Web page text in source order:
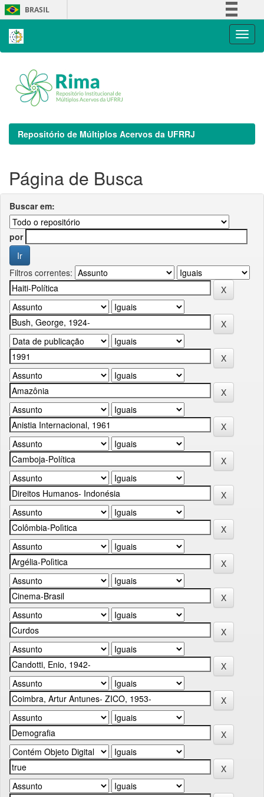
Skip
navigation
BRASIL
Repositório de Múltiplos Acervos da UFRRJ
Página de Busca
Buscar em:
por
Filtros correntes: